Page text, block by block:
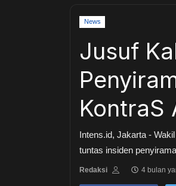
News
Jusuf
KontraS
Intens.id, Jakarta -
tuntas insiden
Redaksi 4 bulan